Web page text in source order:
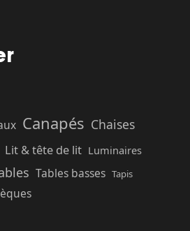
Canapés Chaises
Lit & tête de lit Luminaires
Tables basses Tapis